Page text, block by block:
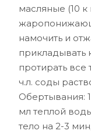
масляные (10
намочить и
протирать все
ч.л. соды
Обертывания:
мл теплой
тело на 2-3